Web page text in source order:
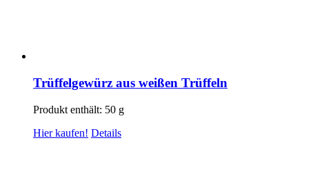
Trüffelgewürz aus weißen Trüffeln
Produkt enthält: 50 g
Hier kaufen! Details